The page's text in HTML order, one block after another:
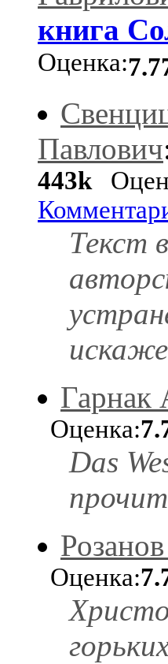
книга
Оценка:
Павлович
443k
Текст
Гарнак
Оценка:
Das
Оценка: